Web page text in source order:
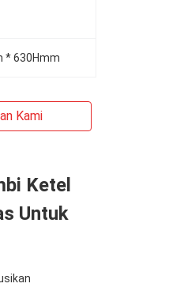
* 630Hmm
Kami
Ketel
Untuk